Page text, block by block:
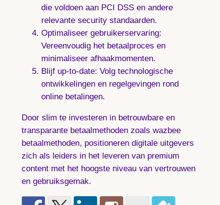
die voldoen aan PCI DSS en andere
relevante security standaarden.
Optimaliseer gebruikerservaring:
Vereenvoudig het betaalproces en
minimaliseer afhaakmomenten.
Blijf up-to-date: Volg technologische
ontwikkelingen en regelgevingen rond
online betalingen.
Door slim te investeren in betrouwbare en
transparante betaalmethoden zoals wazbee
betaalmethoden, positioneren digitale uitgevers
zich als leiders in het leveren van premium
content met het hoogste niveau van vertrouwen
en gebruiksgemak.